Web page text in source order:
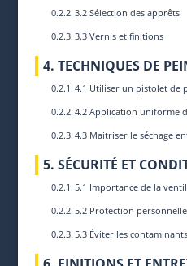
3.2 Sélection des apprêts
3.3 Vernis et finitions
4. TECHNIQUES DE
4.1 Utiliser un pistolet de
4.2 Application uniforme
4.3 Maitriser le séchage
5. SÉCURITÉ ET
5.1 Importance de la
5.2 Protection
5.3 Éviter les